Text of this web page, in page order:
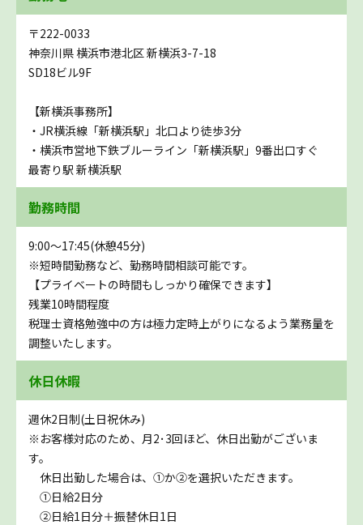
〒222-0033
神奈川県 横浜市港北区 新横浜3-7-18
SD18ビル9F
【新横浜事務所】
・JR横浜線「新横浜駅」北口より徒歩3分
・横浜市営地下鉄ブルーライン「新横浜駅」9番出口すぐ
最寄り駅 新横浜駅
勤務時間
9:00～17:45(休憩45分)
※短時間勤務など、勤務時間相談可能です。
【プライベートの時間もしっかり確保できます】
残業10時間程度
税理士資格勉強中の方は極力定時上がりになるよう業務量を
調整いたします。
休日休暇
週休2日制(土日祝休み)
※お客様対応のため、月2･3回ほど、休日出勤がございま
す。
休日出勤した場合は、①か②を選択いただきます。
①日給2日分
②日給1日分＋振替休日1日